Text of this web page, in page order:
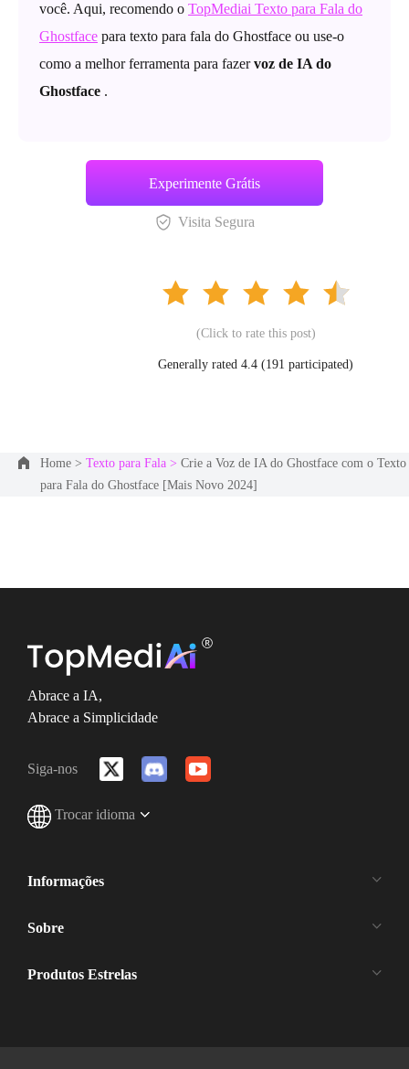
você. Aqui, recomendo o TopMediai Texto para Fala do
Ghostface para texto para fala do Ghostface ou use-o
como a melhor ferramenta para fazervoz de IA do
Ghostface .
Experimente Grátis
Visita Segura
(Click to rate this post)
Generally rated 4.4 (191 participated)
Home > Texto para Fala > Crie a Voz de IA do Ghostface com o Texto
para Fala do Ghostface [Mais Novo 2024]
Abrace a IA,
Abrace a Simplicidade
Siga-nos
Trocar idioma
Informações
Sobre
Produtos Estrelas